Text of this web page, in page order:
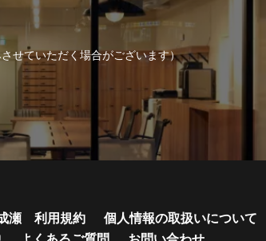
せていただく場合がございます）
瀬 利用規約 個人情報の取扱いについて